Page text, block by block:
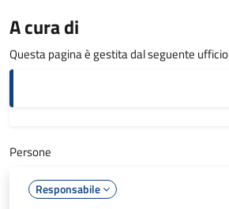
A cura di
Questa pagina è gestita dal seguente ufficio
Persone
Responsabile